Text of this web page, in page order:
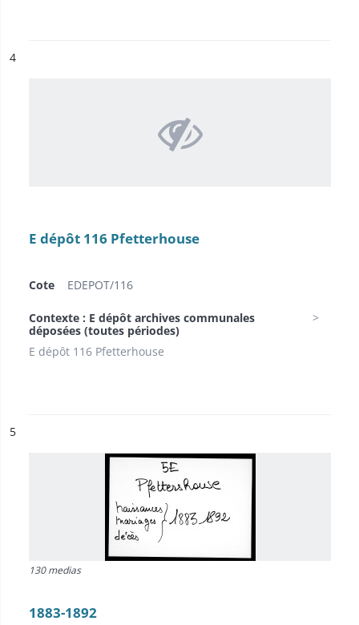
n°
4
E dépôt 116 Pfetterhouse
Cote EDEPOT/116
Contexte : E dépôt archives communales
déposées (toutes périodes)
E dépôt 116 Pfetterhouse
n°
5
130 medias
1883-1892